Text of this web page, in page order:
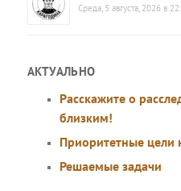
Среда, 5 августа, 2026 в
АКТУАЛЬНО
Расскажите о
близким!
Приоритетные цели
Решаемые задачи